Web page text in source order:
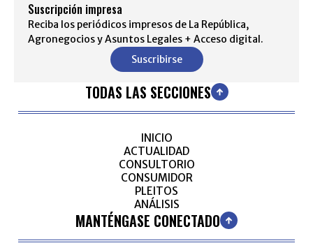
Suscripción impresa
Reciba los periódicos impresos de La República,
Agronegocios y Asuntos Legales + Acceso digital.
Suscribirse
TODAS LAS SECCIONES
INICIO
ACTUALIDAD
CONSULTORIO
CONSUMIDOR
PLEITOS
ANÁLISIS
MANTÉNGASE CONECTADO